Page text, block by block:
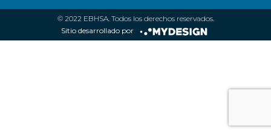
© 2022 EBHSA. Todos los derechos reservados.
Sitio desarrollado por